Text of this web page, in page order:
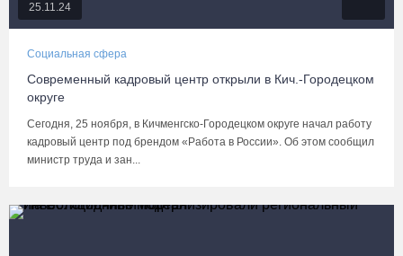
25.11.24
Социальная сфера
Современный кадровый центр открыли в Кич.-Городецком
округе
Сегодня, 25 ноября, в Кичменгско-Городецком округе начал работу
кадровый центр под брендом «Работа в России». Об этом сообщил
министр труда и зан...